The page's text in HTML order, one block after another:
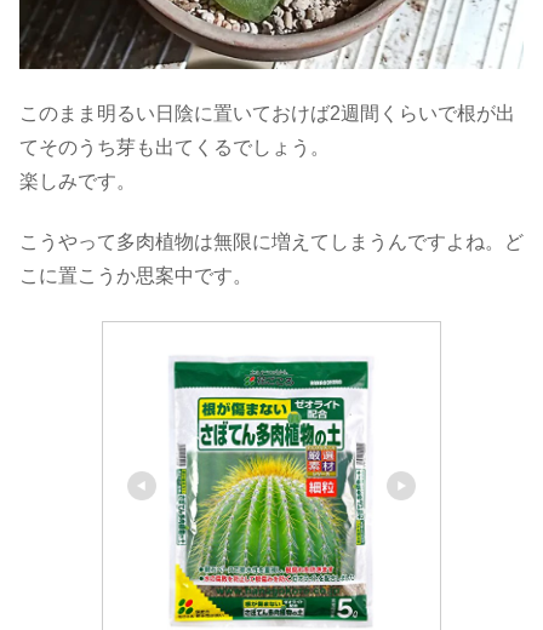
このまま明るい日陰に置いておけば2週間くらいで根が出
てそのうち芽も出てくるでしょう。
楽しみです。
こうやって多肉植物は無限に増えてしまうんですよね。ど
こに置こうか思案中です。